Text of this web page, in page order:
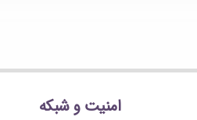
امنیت و شبکه